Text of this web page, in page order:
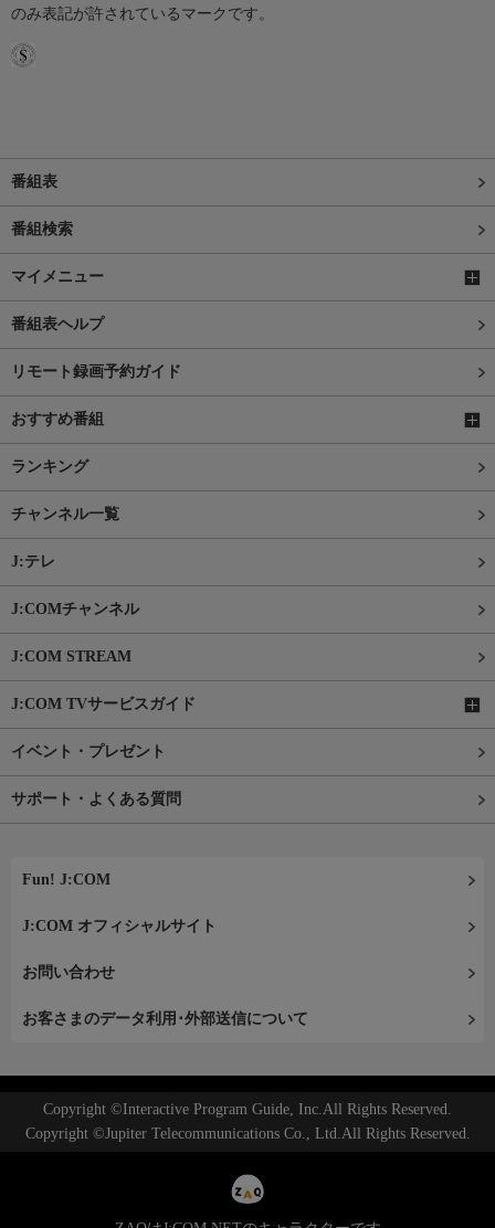
のみ表記が許されているマークです。
番組表
番組検索
マイメニュー
番組表ヘルプ
リモート録画予約ガイド
おすすめ番組
ランキング
チャンネル一覧
J:テレ
J:COMチャンネル
J:COM STREAM
J:COM TVサービスガイド
イベント・プレゼント
サポート・よくある質問
Fun! J:COM
J:COM オフィシャルサイト
お問い合わせ
お客さまのデータ利用･外部送信について
Copyright ©Interactive Program Guide, Inc.All Rights Reserved.
Copyright ©Jupiter Telecommunications Co., Ltd.All Rights Reserved.